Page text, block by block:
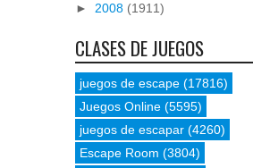
► 2008 (1911)
CLASES DE JUEGOS
juegos de escape (17816)
Juegos Online (5595)
juegos de escapar (4260)
Escape Room (3804)